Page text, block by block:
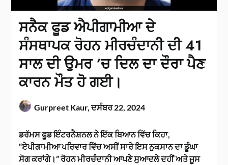
ਸਨੈਕ ਫੂਡ ਐਪੀਗਾਮੀਆ ਦੇ
ਸੰਸਥਾਪਕ ਰੋਹਨ ਮੀਰਚੰਦਾਨੀ ਦੀ 41
ਸਾਲ ਦੀ ਉਮਰ ‘ਚ ਦਿਲ ਦਾ ਦੌਰਾ ਪੈਣ
ਕਾਰਨ ਮੌਤ ਹੋ ਗਈ।
Gurpreet Kaur,ਦਸੰਬਰ 22, 2024
ਡਰੱਮਸ ਫੂਡ ਇੰਟਰਨੈਸ਼ਨਲ ਨੇ ਇੱਕ ਬਿਆਨ ਵਿੱਚ ਕਿਹਾ,
“ਏਪੀਗਾਮੀਆ ਪਰਿਵਾਰ ਵਿੱਚ ਅਸੀਂ ਸਾਰੇ ਇਸ ਨੁਕਸਾਨ ਦਾ ਡੂੰਘਾ
ਸੋਗ ਕਰਾਂਗੇ।” ਰੋਹਨ ਮੀਰਚੰਦਾਨੀ ਆਪਣੇ ਸੁਆਦਲੇ ਦਹੀਂ ਅਤੇ ਜੂਸ